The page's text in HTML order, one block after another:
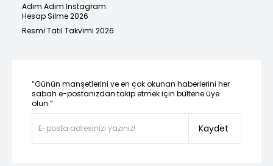
Adım Adım Instagram
Hesap Silme 2026
Resmi Tatil Takvimi 2026
“Günün manşetlerini ve en çok okunan haberlerini her
sabah e-postanızdan takip etmek için bültene üye
olun.”
Kaydet